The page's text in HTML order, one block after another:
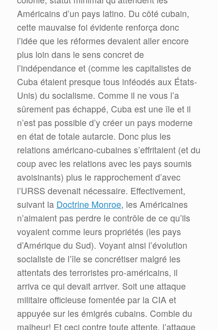
Américains d’un pays latino. Du côté cubain,
cette mauvaise foi évidente renforça donc
l’idée que les réformes devaient aller encore
plus loin dans le sens concret de
l’indépendance et (comme les capitalistes de
Cuba étaient presque tous inféodés aux États-
Unis) du socialisme. Comme il ne vous l’a
sûrement pas échappé, Cuba est une île et il
n’est pas possible d’y créer un pays moderne
en état de totale autarcie. Donc plus les
relations américano-cubaines s’effritaient (et du
coup avec les relations avec les pays soumis
avoisinants) plus le rapprochement d’avec
l’URSS devenait nécessaire. Effectivement,
suivant la Doctrine Monroe, les Américaines
n’aimaient pas perdre le contrôle de ce qu’ils
voyaient comme leurs propriétés (les pays
d’Amérique du Sud). Voyant ainsi l’évolution
socialiste de l’île se concrétiser malgré les
attentats des terroristes pro-américains, il
arriva ce qui devait arriver. Soit une attaque
militaire officieuse fomentée par la CIA et
appuyée sur les émigrés cubains. Comble du
malheur! Et ceci contre toute attente, l’attaque